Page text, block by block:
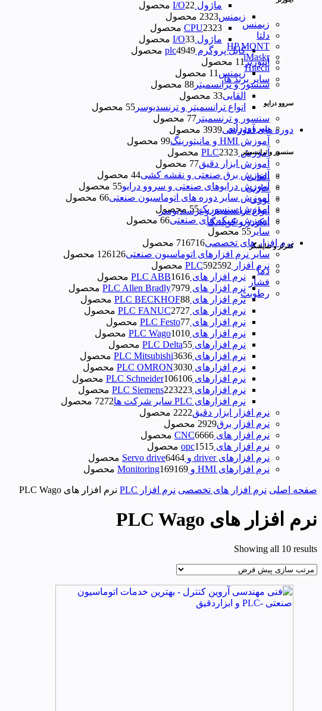
زیمنس
دلتا
HP MONT
iMaskr
Hitech
سایر برند ها
سروو درایو
سروودرایو
سنسور و ترانسمیتر
القایی
خازنی
نوری
انواع ترانسمیتر و ترنسدیوسر
انکودر و کوپلینگ
کنترلر و نمایشگر
دما
فشار
رطوبت
ماژول I/O 22 محصول
زیمنس
2323 محصول
CPU2323 محصول
ماژول I/O
33 محصول
کابل پروگرم plc
4949 محصول
اینورتر
1 1 محصول
زیمنس
1 1 محصول
سنسور و ترانسمیتر
88 محصول
القایی 33 محصول
انواع ترانسمیتر و ترنسدیوسر
55 محصول
سنسور و ترنسمیتر
77 محصول
دوره های آموزشی
3939 محصول
آموزش HMI و مانیتورینگ
99 محصول
آموزش PLC
2323 محصول
آموزش ابزار دقیق 77 محصول
آموزش برق صنعتی و نقشه کشی 44 محصول
آموزش درایوهای صنعتی و سروو درایو 55 محصول
آموزش سایر دوره های اتوماسیون صنعتی 66 محصول
اموزش سنسوریک 55 محصول
اموزش شبکه های صنعتی 66 محصول
سایر
55 محصول
نرم افزار های تخصصی
716716 محصول
سایر نرم افزارهای اتوماسیون صنعتی
126126 محصول
نرم افزار PLC
592592 محصول
نرم افزار های PLC ABB
1616 محصول
نرم افزار های PLC Allen Bradly
7979 محصول
نرم افزار های PLC BECKHOF
88 محصول
نرم افزار های PLC FANUC
2727 محصول
نرم افزار های PLC Festo
77 محصول
نرم افزار های PLC Wago
1010 محصول
نرم‌ افزارهای PLC Delta
55 محصول
نرم افزارهای PLC Mitsubishi
3636 محصول
نرم افزارهای PLC OMRON
3030 محصول
نرم افزارهای PLC Schneider
106106 محصول
نرم افزارهای PLC Siemens
223223 محصول
نرم افزارهای PLC سایر شرکت ها
7272 محصول
نرم افزار ابزار دقیق
2222 محصول
نرم افزار برق
2929 محصول
نرم افزار های CNC
6666 محصول
نرم افزار های opc
1515 محصول
نرم افزارهای driver و Servo drive
6464 محصول
نرم افزارهای HMI و Monitoring
169169 محصول
صفحه اصلی نرم افزار های تخصصی نرم افزار PLC نرم افزار های PLC Wago
نرم افزار های PLC Wago
Showing all 10 results